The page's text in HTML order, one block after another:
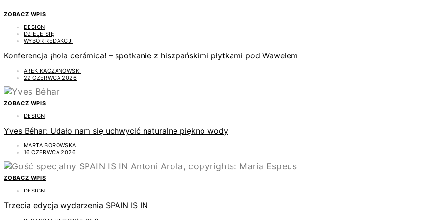
ZOBACZ WPIS
DESIGN
DZIEJE SIĘ
WYBÓR REDAKCJI
Konferencja ¡hola cerámica! – spotkanie z hiszpańskimi płytkami pod Wawelem
AREK KACZANOWSKI
22 CZERWCA 2026
ZOBACZ WPIS
DESIGN
Yves Béhar: Udało nam się uchwycić naturalne piękno wody
MARTA BOROWSKA
16 CZERWCA 2026
ZOBACZ WPIS
DESIGN
Trzecia edycja wydarzenia SPAIN IS IN